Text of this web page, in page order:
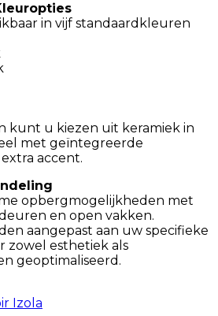
in vijf standaardkleuren
kunt u kiezen uit keramiek in
met geïntegreerde
accent.
opbergmogelijkheden met
en open vakken.
aangepast aan uw specifieke
zowel esthetiek als
geoptimaliseerd.
Izola